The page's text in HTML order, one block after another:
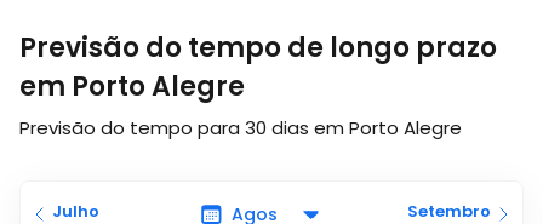
Previsão do tempo de longo prazo
em Porto Alegre
Previsão do tempo para 30 dias em Porto Alegre
Julho Setembro